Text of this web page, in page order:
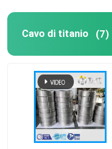
Antivari di titanio
Foglio/piastra in
Bobina/foglio in
Cavo di titanio
Cavo di titanio (7)